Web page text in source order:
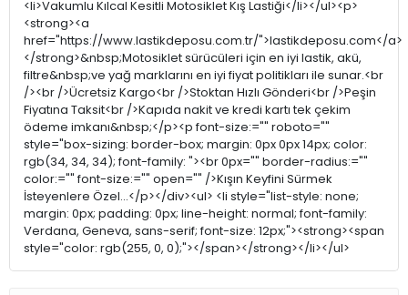
<li>Vakumlu Kılcal Kesitli Motosiklet Kış Lastiği</li></ul><p>
<strong><a
href="https://www.lastikdeposu.com.tr/">lastikdeposu.com</a>
</strong>&nbsp;Motosiklet sürücüleri için en iyi lastik, akü,
filtre&nbsp;ve yağ marklarını en iyi fiyat politikları ile sunar.<br
/><br />Ücretsiz Kargo<br />Stoktan Hızlı Gönderi<br />Peşin
Fiyatına Taksit<br />Kapıda nakit ve kredi kartı tek çekim
ödeme imkanı&nbsp;</p><p font-size:="" roboto=""
style="box-sizing: border-box; margin: 0px 0px 14px; color:
rgb(34, 34, 34); font-family: "><br 0px="" border-radius:=""
color:="" font-size:="" open="" />Kışın Keyfini Sürmek
İsteyenlere Özel...</p></div><ul> <li style="list-style: none;
margin: 0px; padding: 0px; line-height: normal; font-family:
Verdana, Geneva, sans-serif; font-size: 12px;"><strong><span
style="color: rgb(255, 0, 0);"></span></strong></li></ul>